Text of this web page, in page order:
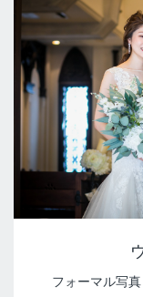
フォーマル写